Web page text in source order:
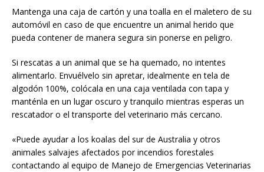
Mantenga una caja de cartón y una toalla en el maletero de su
automóvil en caso de que encuentre un animal herido que
pueda contener de manera segura sin ponerse en peligro.
Si rescatas a un animal que se ha quemado, no intentes
alimentarlo. Envuélvelo sin apretar, idealmente en tela de
algodón 100%, colócala en una caja ventilada con tapa y
manténla en un lugar oscuro y tranquilo mientras esperas un
rescatador o el transporte del veterinario más cercano.
«Puede ayudar a los koalas del sur de Australia y otros
animales salvajes afectados por incendios forestales
contactando al equipo de Manejo de Emergencias Veterinarias